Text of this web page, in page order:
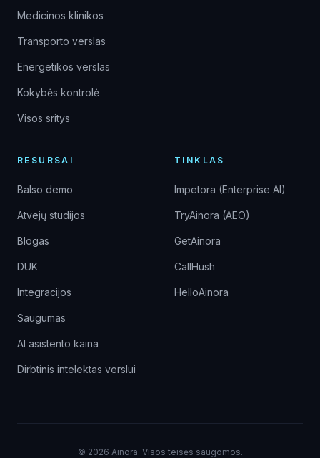
Medicinos klinikos
Transporto verslas
Energetikos verslas
Kokybės kontrolė
Visos sritys
RESURSAI
Balso demo
Atvejų studijos
Blogas
DUK
Integracijos
Saugumas
AI asistento kaina
Dirbtinis intelektas verslui
TINKLAS
Impetora (Enterprise AI)
TryAinora (AEO)
GetAinora
CallHush
HelloAinora
© 2026 Ainora. Visos teisės saugomos.